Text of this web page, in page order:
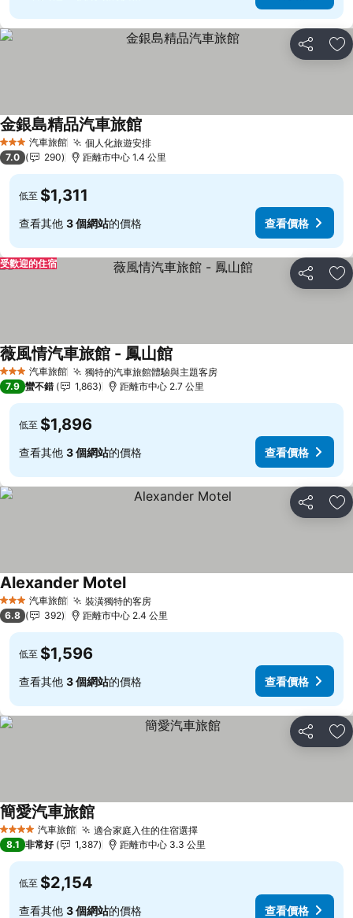
分享 加
3 星級 汽車旅館 個人化旅遊安排查看價格
金銀島精品汽車旅館
7.0 290 距離市中心 1.4 公里
低至 $1,311
查看其他 3 個網站的價格 查看價格
分享 加
受歡迎的住宿
3 星級 汽車旅館 獨特的汽車旅館體驗與主題客房查看價格
薇風情汽車旅館 - 鳳山館
7.9 蠻不錯 1,863 距離市中心 2.7 公里
低至 $1,896
查看其他 3 個網站的價格 查看價格
分享 加
3 星級 汽車旅館 裝潢獨特的客房查看價格
Alexander Motel查看價格
6.8 392 距離市中心 2.4 公里
低至 $1,596
查看其他 3 個網站的價格 查看價格
分享 加
4 星級 汽車旅館 適合家庭入住的住宿選擇查看價格
簡愛汽車旅館
8.1 非常好 1,387 距離市中心 3.3 公里
低至 $2,154
查看其他 3 個網站的價格 查看價格